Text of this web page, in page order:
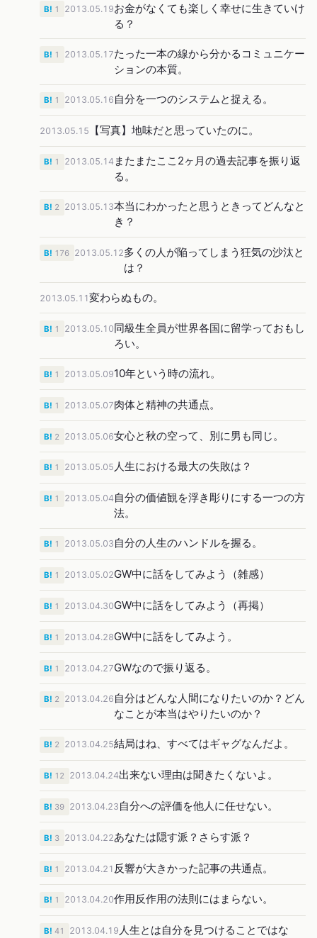
2013.05.19お金がなくても楽しく幸せに生きていけ
る？
B! 1
2013.05.17たった一本の線から分かるコミュニケー
ションの本質。
B! 1
2013.05.16 自分を一つのシステムと捉える。
B! 1
2013.05.15 【写真】地味だと思っていたのに。
2013.05.14 またまたここ2ヶ月の過去記事を振り返
る。
B! 1
2013.05.13本当にわかったと思うときってどんなと
き？
B! 2
2013.05.12多くの人が陥ってしまう狂気の沙汰と
は？
B! 176
2013.05.11変わらぬもの。
2013.05.10同級生全員が世界各国に留学っておもし
ろい。
B! 1
2013.05.0910年という時の流れ。
B! 1
2013.05.07肉体と精神の共通点。
B! 1
2013.05.06女心と秋の空って、別に男も同じ。
B! 2
2013.05.05 人生における最大の失敗は？
B! 1
2013.05.04 自分の価値観を浮き彫りにする一つの方
法。
B! 1
2013.05.03 自分の人生のハンドルを握る。
B! 1
2013.05.02GW中に話をしてみよう（雑感）
B! 1
2013.04.30GW中に話をしてみよう（再掲）
B! 1
2013.04.28GW中に話をしてみよう。
B! 1
2013.04.27GWなので振り返る。
B! 1
2013.04.26 自分はどんな人間になりたいのか？どん
なことが本当はやりたいのか？
B! 2
2013.04.25結局はね、すべてはギャグなんだよ。
B! 2
2013.04.24出来ない理由は聞きたくないよ。
B! 12
2013.04.23 自分への評価を他人に任せない。
B! 39
2013.04.22あなたは隠す派？さらす派？
B! 3
2013.04.21 反響が大きかった記事の共通点。
B! 1
2013.04.20作用反作用の法則にはまらない。
B! 1
2013.04.19 人生とは自分を見つけることではな
B! 41